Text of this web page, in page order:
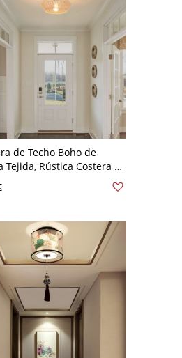
de Techo Boho de
Tejida, Rústica Costera de
o Guardería - 110 A 120